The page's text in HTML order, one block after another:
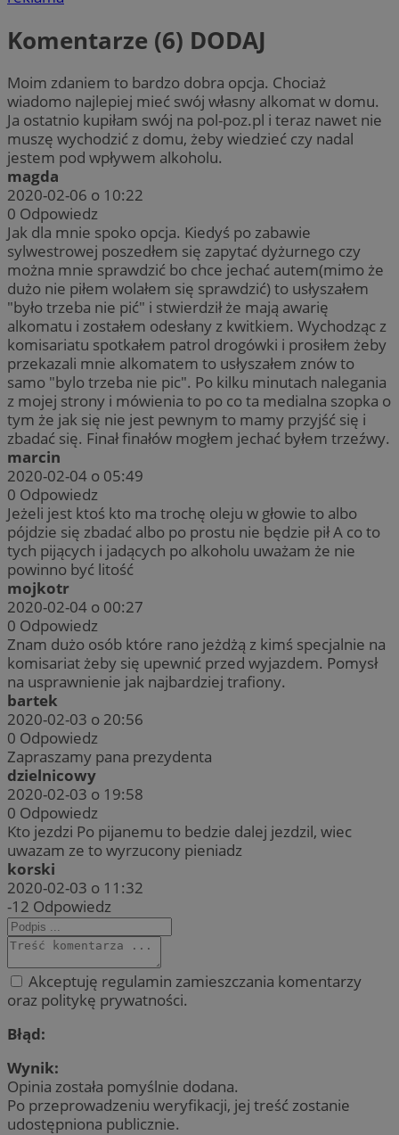
Komentarze (6) DODAJ
Moim zdaniem to bardzo dobra opcja. Chociaż
wiadomo najlepiej mieć swój własny alkomat w domu.
Ja ostatnio kupiłam swój na pol-poz.pl i teraz nawet nie
muszę wychodzić z domu, żeby wiedzieć czy nadal
jestem pod wpływem alkoholu.
magda
2020-02-06 o 10:22
0 Odpowiedz
Jak dla mnie spoko opcja. Kiedyś po zabawie
sylwestrowej poszedłem się zapytać dyżurnego czy
można mnie sprawdzić bo chce jechać autem(mimo że
dużo nie piłem wolałem się sprawdzić) to usłyszałem
"było trzeba nie pić" i stwierdził że mają awarię
alkomatu i zostałem odesłany z kwitkiem. Wychodząc z
komisariatu spotkałem patrol drogówki i prosiłem żeby
przekazali mnie alkomatem to usłyszałem znów to
samo "bylo trzeba nie pic". Po kilku minutach nalegania
z mojej strony i mówienia to po co ta medialna szopka o
tym że jak się nie jest pewnym to mamy przyjść się i
zbadać się. Finał finałów mogłem jechać byłem trzeźwy.
marcin
2020-02-04 o 05:49
0 Odpowiedz
Jeżeli jest ktoś kto ma trochę oleju w głowie to albo
pójdzie się zbadać albo po prostu nie będzie pił A co to
tych pijących i jadących po alkoholu uważam że nie
powinno być litość
mojkotr
2020-02-04 o 00:27
0 Odpowiedz
Znam dużo osób które rano jeżdżą z kimś specjalnie na
komisariat żeby się upewnić przed wyjazdem. Pomysł
na usprawnienie jak najbardziej trafiony.
bartek
2020-02-03 o 20:56
0 Odpowiedz
Zapraszamy pana prezydenta
dzielnicowy
2020-02-03 o 19:58
0 Odpowiedz
Kto jezdzi Po pijanemu to bedzie dalej jezdzil, wiec
uwazam ze to wyrzucony pieniadz
korski
2020-02-03 o 11:32
-12 Odpowiedz
Akceptuję regulamin zamieszczania komentarzy
oraz politykę prywatności.
Błąd:
Wynik:
Opinia została pomyślnie dodana.
Po przeprowadzeniu weryfikacji, jej treść zostanie
udostępniona publicznie.